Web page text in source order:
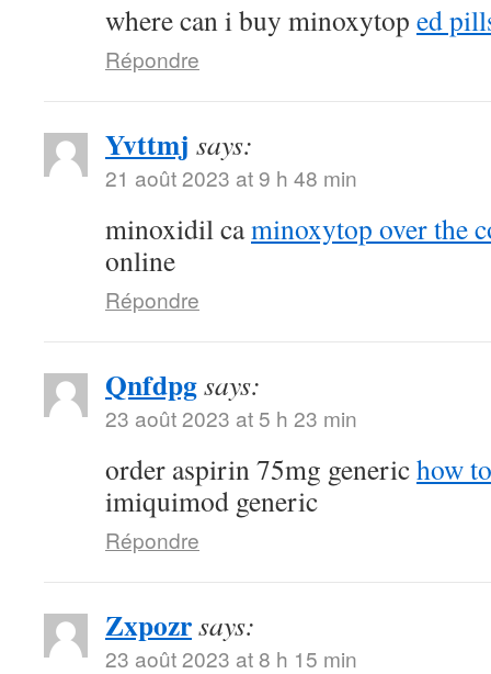
where can i buy minoxytop ed
Répondre
Yvttmj says:
21 août 2023 at 9 h 48 min
minoxidil caminoxytop over the
online
Répondre
Qnfdpgsays:
23 août 2023 at 5 h 23 min
order aspirin 75mg generichow
imiquimod generic
Répondre
Zxpozrsays:
23 août 2023 at 8 h 15 min